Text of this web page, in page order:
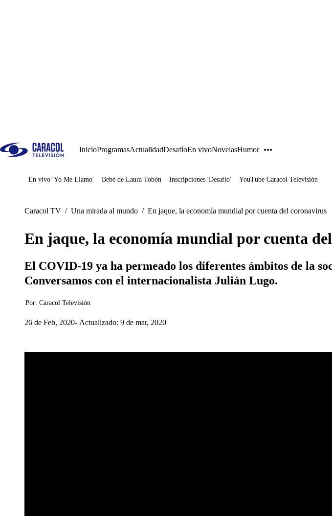
InicioProgramasActualidadDesafíoEn vivoNovelasHumor
Juegos
En vivo 'Yo Me Llamo' Bebé de Laura Tobón Inscripciones 'Desafío' YouTube Caracol Televisión
Caracol TV / Una mirada al mundo / En jaque, la economía mundial por cuenta del coronavirus
En jaque, la economía mundial por cuenta
El COVID-19 ya ha permeado los diferentes ámbitos de la
Conversamos con el internacionalista Julián Lugo.
Por: Caracol Televisión
26 de Feb, 2020 Actualizado: 9 de mar, 2020